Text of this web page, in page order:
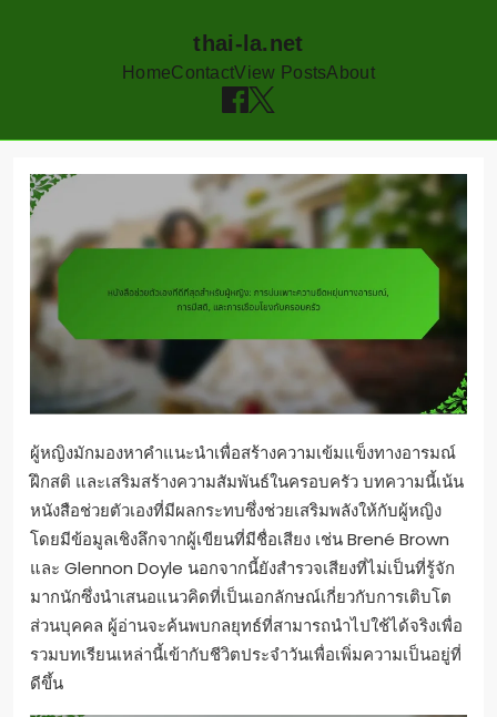
thai-la.net
HomeContactView PostsAbout
content
ผู้หญิงมักมองหาคำแนะนำเพื่อสร้างความเข้มแข็งทางอารมณ์
ฝึกสติ และเสริมสร้างความสัมพันธ์ในครอบครัว บทความนี้เน้น
หนังสือช่วยตัวเองที่มีผลกระทบซึ่งช่วยเสริมพลังให้กับผู้หญิง
โดยมีข้อมูลเชิงลึกจากผู้เขียนที่มีชื่อเสียง เช่น Brené Brown
และ Glennon Doyle นอกจากนี้ยังสำรวจเสียงที่ไม่เป็นที่รู้จัก
มากนักซึ่งนำเสนอแนวคิดที่เป็นเอกลักษณ์เกี่ยวกับการเติบโต
ส่วนบุคคล ผู้อ่านจะค้นพบกลยุทธ์ที่สามารถนำไปใช้ได้จริงเพื่อ
รวมบทเรียนเหล่านี้เข้ากับชีวิตประจำวันเพื่อเพิ่มความเป็นอยู่ที่
ดีขึ้น